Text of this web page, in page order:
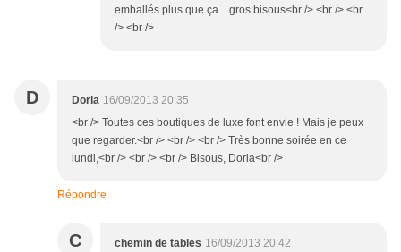
emballés plus que ça....gros bisous<br /> <br /> <br
/> <br />
D Doria 16/09/2013 20:35
<br /> Toutes ces boutiques de luxe font envie ! Mais je peux
que regarder.<br /> <br /> <br /> Très bonne soirée en ce
lundi,<br /> <br /> <br /> Bisous, Doria<br />
Répondre
C chemin de tables 16/09/2013 20:42